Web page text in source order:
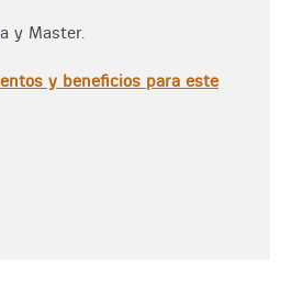
y Master.
y beneficios para este